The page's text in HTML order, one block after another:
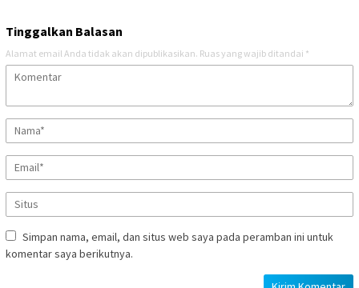
Tinggalkan Balasan
Alamat email Anda tidak akan dipublikasikan. Ruas yang wajib ditandai *
Simpan nama, email, dan situs web saya pada peramban ini untuk
komentar saya berikutnya.